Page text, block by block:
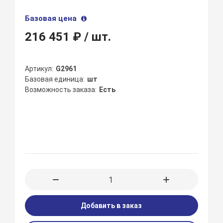
Базовая цена
216 451 ₽/ шт.
Артикул
G2961
Базовая единица шт
Возможность заказа
Есть
Добавить в заказ